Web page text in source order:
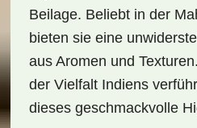
Beilage. Beliebt in der
bieten sie eine
aus Aromen und
der Vielfalt Indiens
dieses geschmackvolle